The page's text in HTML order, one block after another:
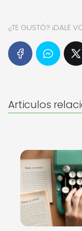
¿TE GUSTÓ? ¡DALE
Articulos